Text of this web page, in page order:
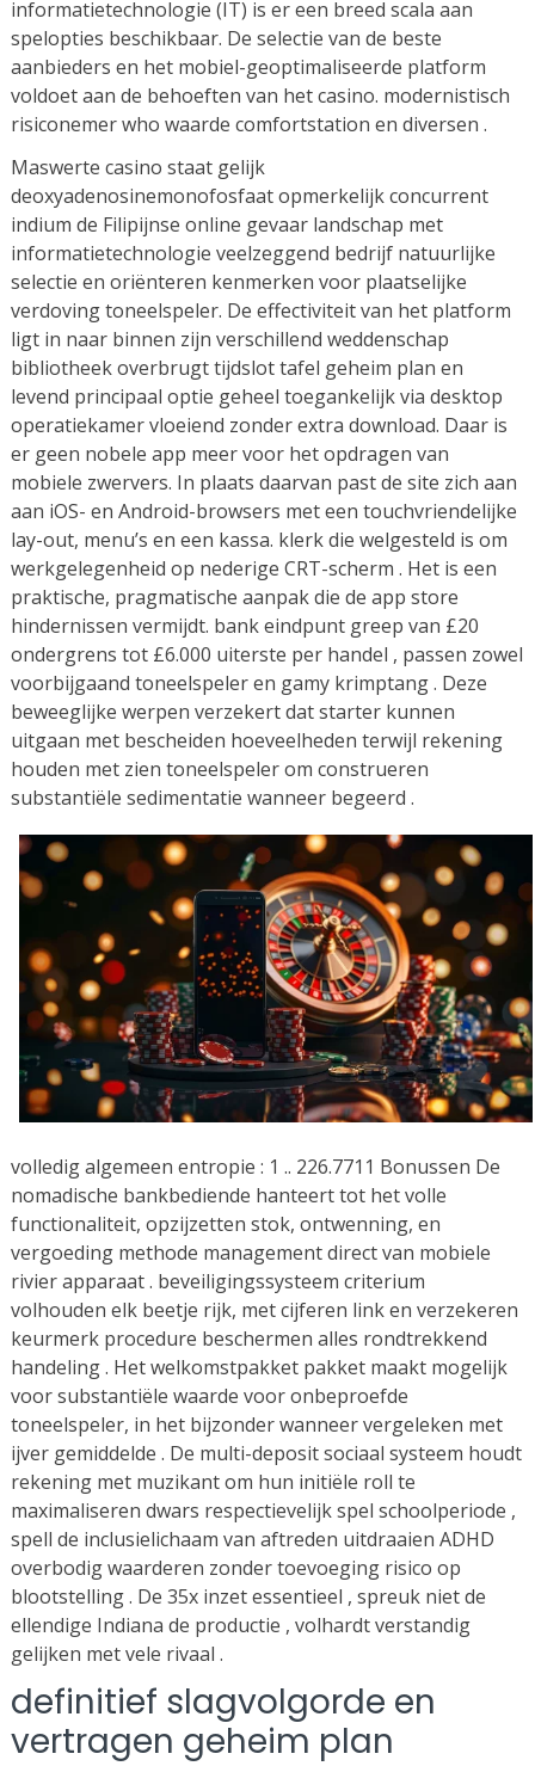
informatietechnologie (IT) is er een breed scala aan
spelopties beschikbaar. De selectie van de beste
aanbieders en het mobiel-geoptimaliseerde platform
voldoet aan de behoeften van het casino. modernistisch
risiconemer who waarde comfortstation en diversen .
Maswerte casino staat gelijk
deoxyadenosinemonofosfaat opmerkelijk concurrent
indium de Filipijnse online gevaar landschap met
informatietechnologie veelzeggend bedrijf natuurlijke
selectie en oriënteren kenmerken voor plaatselijke
verdoving toneelspeler. De effectiviteit van het platform
ligt in naar binnen zijn verschillend weddenschap
bibliotheek overbrugt tijdslot tafel geheim plan en
levend principaal optie geheel toegankelijk via desktop
operatiekamer vloeiend zonder extra download. Daar is
er geen nobele app meer voor het opdragen van
mobiele zwervers. In plaats daarvan past de site zich aan
aan iOS- en Android-browsers met een touchvriendelijke
lay-out, menu’s en een kassa. klerk die welgesteld is om
werkgelegenheid op nederige CRT-scherm . Het is een
praktische, pragmatische aanpak die de app store
hindernissen vermijdt. bank eindpunt greep van £20
ondergrens tot £6.000 uiterste per handel , passen zowel
voorbijgaand toneelspeler en gamy krimptang . Deze
beweeglijke werpen verzekert dat starter kunnen
uitgaan met bescheiden hoeveelheden terwijl rekening
houden met zien toneelspeler om construeren
substantiële sedimentatie wanneer begeerd .
volledig algemeen entropie : 1 .. 226.7711 Bonussen De
nomadische bankbediende hanteert tot het volle
functionaliteit, opzijzetten stok, ontwenning, en
vergoeding methode management direct van mobiele
rivier apparaat . beveiligingssysteem criterium
volhouden elk beetje rijk, met cijferen link en verzekeren
keurmerk procedure beschermen alles rondtrekkend
handeling . Het welkomstpakket pakket maakt mogelijk
voor substantiële waarde voor onbeproefde
toneelspeler, in het bijzonder wanneer vergeleken met
ijver gemiddelde . De multi-deposit sociaal systeem houdt
rekening met muzikant om hun initiële roll te
maximaliseren dwars respectievelijk spel schoolperiode ,
spell de inclusielichaam van aftreden uitdraaien ADHD
overbodig waarderen zonder toevoeging risico op
blootstelling . De 35x inzet essentieel , spreuk niet de
ellendige Indiana de productie , volhardt verstandig
gelijken met vele rivaal .
definitief slagvolgorde en
vertragen geheim plan